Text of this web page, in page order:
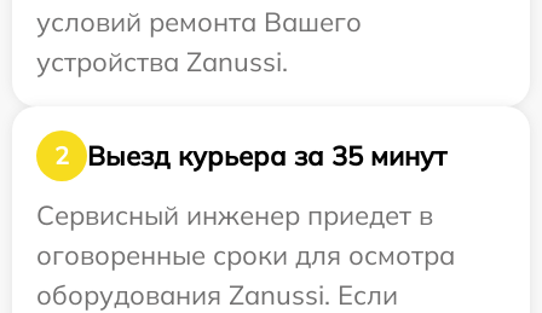
условий ремонта Вашего
устройства Zanussi.
2
Выезд курьера за 35 минут
Сервисный инженер приедет в
оговоренные сроки для осмотра
оборудования Zanussi. Если